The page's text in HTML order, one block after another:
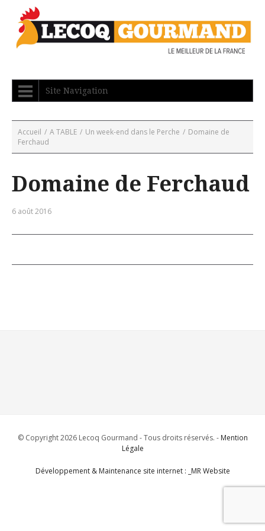
Site Navigation
Accueil / A TABLE / Un week-end dans le Perche / Domaine de
Ferchaud
Domaine de Ferchaud
6 août 2016
© Copyright 2026 Lecoq Gourmand - Tous droits réservés. - Mention
Légale
Développement & Maintenance site internet : _MR Website